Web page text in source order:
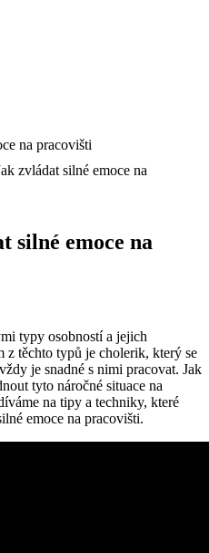
zvládat silné emoce na
silné emoce na
typy osobností a jejich
z těchto typů je cholerik, který se
je snadné s nimi pracovat. Jak
tyto náročné situace na
na tipy a techniky, které
emoce na pracovišti.